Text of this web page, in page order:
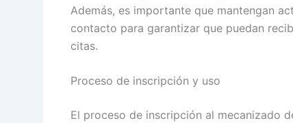
Además, es importante que mantengan
contacto para garantizar que puedan
citas.
Proceso de inscripción y uso
El proceso de inscripción al mecanizado